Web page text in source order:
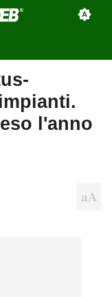
l'anno